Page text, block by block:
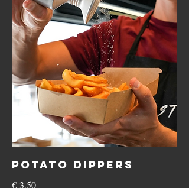
Potato Dippers
€ 3,50